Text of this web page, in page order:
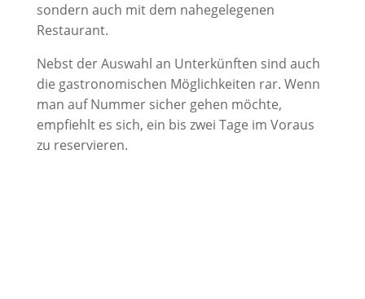
sondern auch mit dem nahegelegenen
Restaurant.
Nebst der Auswahl an Unterkünften sind auch
die gastronomischen Möglichkeiten rar. Wenn
man auf Nummer sicher gehen möchte,
empfiehlt es sich, ein bis zwei Tage im Voraus
zu reservieren.